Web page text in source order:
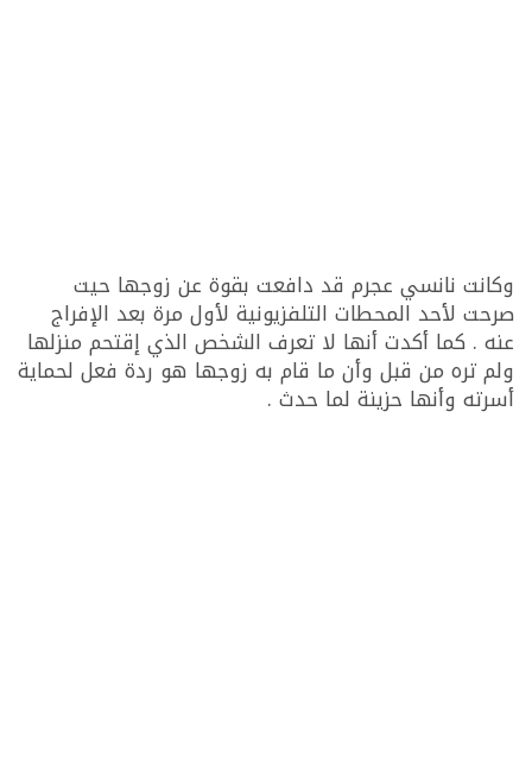
وكانت نانسي عجرم قد دافعت بقوة عن زوجها حيت
صرحت لأحد المحطات التلفزيونية لأول مرة بعد الإفراج
عنه . كما أكدت أنها لا تعرف الشخص الذي إقتحم منزلها
ولم تره من قبل وأن ما قام به زوجها هو ردة فعل لحماية
أسرته وأنها حزينة لما حدث .